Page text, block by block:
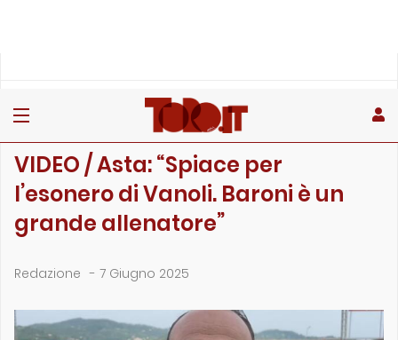
VIDEO / Asta: “Spiace per
l’esonero di Vanoli. Baroni è un
grande allenatore”
Redazione - 7 Giugno 2025